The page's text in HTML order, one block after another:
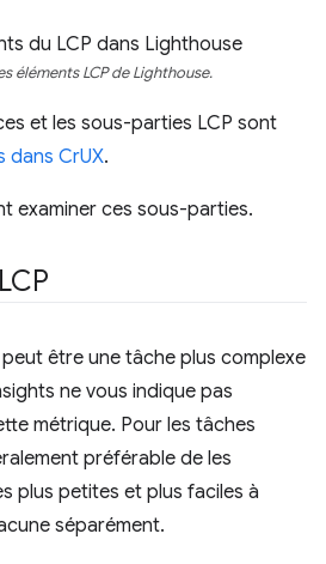
éléments LCP de Lighthouse.
et les sous-parties LCP sont
dans CrUX.
examiner ces sous-parties.
être une tâche plus complexe
ne vous indique pas
métrique. Pour les tâches
préférable de les
plus petites et plus faciles à
séparément.